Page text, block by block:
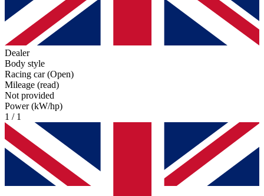
Dealer
Body style
Racing car (Open)
Mileage (read)
Not provided
Power (kW/hp)
1 / 1